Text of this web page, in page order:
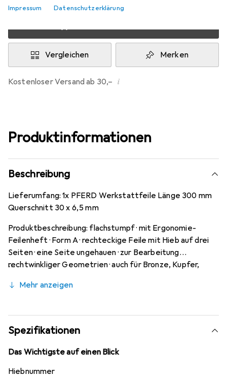
Impressum Datenschutzerklärung
Vergleichen Merken
Kostenloser Versand ab 30,– i
Produktinformationen
Beschreibung
Lieferumfang: 1x PFERD Werkstattfeile Länge 300 mm
Querschnitt 30 x 6,5 mm
Produktbeschreibung: flachstumpf · mit Ergonomie-
Feilenheft · Form A · rechteckige Feile mit Hieb auf drei
Seiten · eine Seite ungehauen · zur Bearbeitung
rechtwinkliger Geometrien · auch für Bronze, Kupfer,
Mehr anzeigen
Spezifikationen
Das Wichtigste auf einen Blick
Hiebnummer